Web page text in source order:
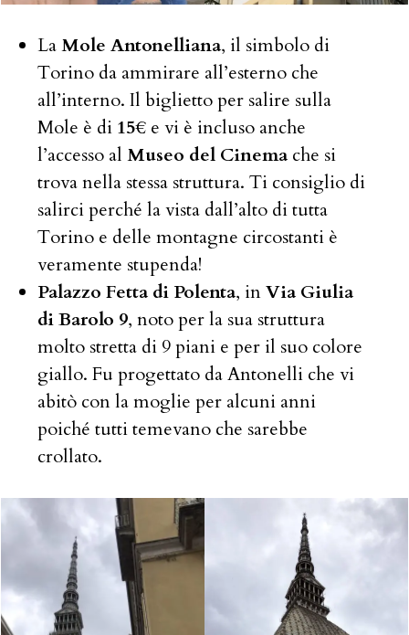
LaMole Antonelliana, il simbolo di
Torino da ammirare all’esterno che
all’interno. Il biglietto per salire sulla
Mole è di 15€ e vi è incluso anche
l’accesso al Museo del Cinema che si
trova nella stessa struttura. Ti consiglio di
salirci perché la vista dall’alto di tutta
Torino e delle montagne circostanti è
veramente stupenda!
Palazzo Fetta di Polenta, inVia Giulia
di Barolo 9, noto per la sua struttura
molto stretta di 9 piani e per il suo colore
giallo. Fu progettato da Antonelli che vi
abitò con la moglie per alcuni anni
poiché tutti temevano che sarebbe
crollato.